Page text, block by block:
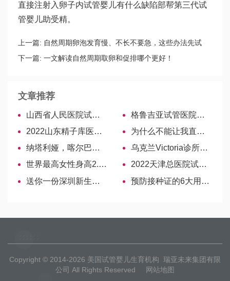
直接注射入卵子内试管婴儿有什么缺陷部帮第三代试
管婴儿助受精。
上一篇: 自然周期卵泡发育慢、不长不要急，这些办法先试
试！
下一篇: 一文解读自然周期取卵和促排哪个更好！
文章推荐
山西省人民医院试管婴儿医生名单，2022助孕成功率排名
格鲁吉亚试管医院三代做得好的只有这4所!
2022山东精子库医院名单公布，供精人工授精流程参考
为什么不能让我直接做美国试管婴儿？
纳塔利娅，喀尔巴阡人类生殖中心的高成功率保障
乌克兰Victoria诊所医生—Atamanchuk Irina Nikolaevna
世界最高女性身高2.15米，让孩子长高真的有技巧！
2022天津总医院试管婴儿医生名单，2022助孕成功率排名
送你一份深圳新生儿社保办理地点清单，赶快收藏
预防接种证的6大用途盘点，入学、入托至关重要！
Copyright © 2014-2026 美国试管婴儿生育机构 瑞亚未来集团有限
公司 All Rights Reserved
网站地图